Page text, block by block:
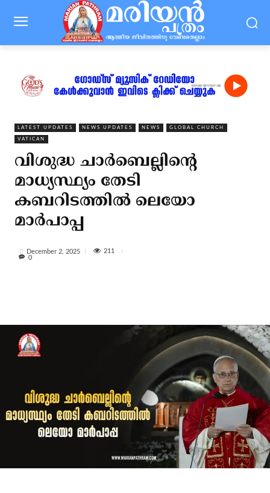
LATEST UPDATES NEWS UPDATES NEWS GLOBAL CHURCH
VATICAN
വിശുദ്ധ ചാര്‍ബെല്ലിന്റെ
മാധ്യസ്ഥ്യം തേടി
കബറിടത്തില്‍ ലെയോ
മാര്‍പാപ്പ
December 2, 2025
211
0